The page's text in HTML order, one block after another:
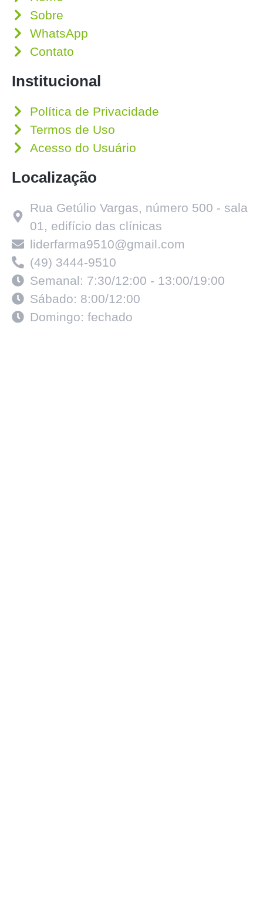
Sobre
WhatsApp
Contato
Institucional
Política de Privacidade
Termos de Uso
Acesso do Usuário
Localização
Rua Getúlio Vargas, número 500 - sala
01, edifício das clínicas
liderfarma9510@gmail.com
(49) 3444-9510
Semanal: 7:30/12:00 - 13:00/19:00
Sábado: 8:00/12:00
Domingo: fechado